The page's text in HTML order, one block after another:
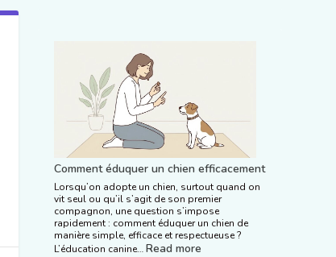
Comment éduquer un chien efficacement
Lorsqu’on adopte un chien, surtout quand on
vit seul ou qu’il s’agit de son premier
compagnon, une question s’impose
rapidement : comment éduquer un chien de
manière simple, efficace et respectueuse ?
L’éducation canine…Read more